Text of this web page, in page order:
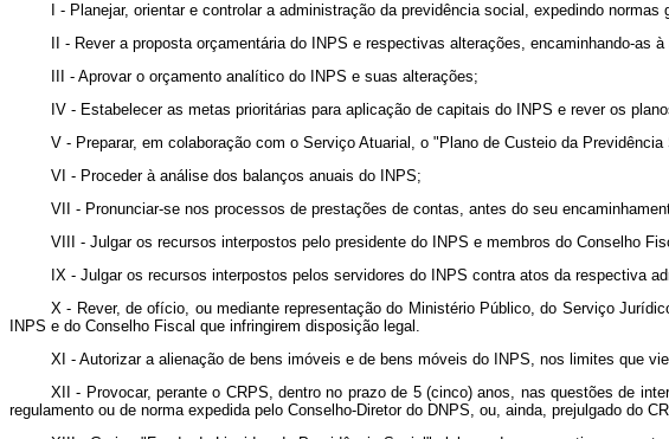
I - Planejar, orientar e controlar a administração da previdência social, expedindo
II - Rever a proposta orçamentária do INPS e respectivas alterações, encaminhando-
III - Aprovar o orçamento analítico do INPS e suas alterações;
IV - Estabelecer as metas prioritárias para aplicação de capitais do INPS e rever os
V - Preparar, em colaboração com o Serviço Atuarial, o "Plano de Custeio da Previdência
VI - Proceder à análise dos balanços anuais do INPS;
VII - Pronunciar-se nos processos de prestações de contas, antes do seu
VIII - Julgar os recursos interpostos pelo presidente do INPS e membros do Conselho
IX - Julgar os recursos interpostos pelos servidores do INPS contra atos da respectiva
X - Rever, de ofício, ou mediante representação do Ministério Público, do Serviço
INPS e do Conselho Fiscal que infringirem disposição legal.
XI - Autorizar a alienação de bens imóveis e de bens móveis do INPS, nos limites que
XII - Provocar, perante o CRPS, dentro no prazo de 5 (cinco) anos, nas questões de
regulamento ou de norma expedida pelo Conselho-Diretor do DNPS, ou, ainda, prejulgado do